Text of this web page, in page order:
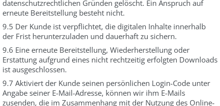
datenschutzrechtlichen Gründen gelöscht. Ein Anspruch auf
erneute Bereitstellung besteht nicht.
9.5 Der Kunde ist verpflichtet, die digitalen Inhalte innerhalb
der Frist herunterzuladen und dauerhaft zu sichern.
9.6 Eine erneute Bereitstellung, Wiederherstellung oder
Erstattung aufgrund eines nicht rechtzeitig erfolgten Downloads
ist ausgeschlossen.
9.7 Aktiviert der Kunde seinen persönlichen Login-Code unter
Angabe seiner E-Mail-Adresse, können wir ihm E-Mails
zusenden, die im Zusammenhang mit der Nutzung des Online-